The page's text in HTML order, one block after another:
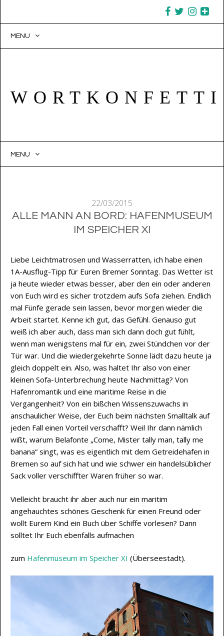
MENU
WORTKONFETTI
MENU
22/03/2015
ALLE MANN AN BORD: HAFENMUSEUM
IM SPEICHER XI
Liebe Leichtmatrosen und Wasserratten, ich habe einen
1A-Ausflug-Tipp für Euren Bremer Sonntag. Das Wetter ist
ja heute wieder etwas besser, aber den ein oder anderen
von Euch wird es sicher trotzdem aufs Sofa ziehen. Endlich
mal Fünfe gerade sein lassen, bevor morgen wieder die
Arbeit startet. Kenne ich gut, das Gefühl. Genauso gut
weiß ich aber auch, dass man sich dann doch gut fühlt,
wenn man wenigstens mal für ein, zwei Stündchen vor der
Tür war. Und die wiedergekehrte Sonne lädt dazu heute ja
gleich doppelt ein. Also, was haltet Ihr also von einer
kleinen Sofa-Unterbrechung heute Nachmittag? Von
Hafenromantik und eine maritime Reise in die
Vergangenheit? Von ein bißchen Wissenszuwachs in
anschaulicher Weise, der Euch beim nächsten Smalltalk auf
jeden Fall einen Vorteil verschafft? Weil Ihr dann nämlich
wißt, warum Belafonte „Come, Mister tally man, tally me
banana“ singt, was es eigentlich mit dem Getreidehafen in
Bremen so auf sich hat und wie schwer ein handelsüblicher
Sack voller verschiffter Waren früher so war.
Vielleicht braucht ihr aber auch nur ein maritim
angehauchtes schönes Geschenk für einen Freund oder
wollt Eurem Kind ein Buch über Schiffe vorlesen? Dann
solltet Ihr Euch ebenfalls aufmachen
zum Hafenmuseum im Speicher XI (Überseestadt).